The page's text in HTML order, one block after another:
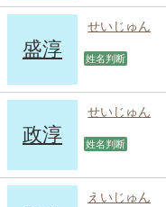
盛淳
せいじゅん
姓名判断
政淳
せいじゅん
姓名判断
えいじゅん